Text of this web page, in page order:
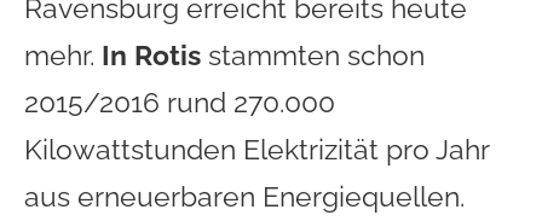
Ravensburg erreicht bereits heute
mehr. In Rotis stammten schon
2015/2016 rund 270.000
Kilowattstunden Elektrizität pro Jahr
aus erneuerbaren Energiequellen.